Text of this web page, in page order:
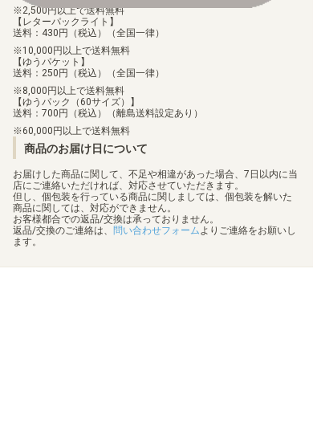
2,500円以上で送料無料
【レターパックライト】
送料：430円（税込）（全国一律）
10,000円以上で送料無料
【ゆうパケット】
送料：250円（税込）（全国一律）
8,000円以上で送料無料
【ゆうパック（60サイズ）】
送料：700円（税込）（離島送料設定あり）
60,000円以上で送料無料
商品のお届け日について
お届けした商品に関して、不足や相違があった場合、7日以内に当
店にご連絡いただければ、対応させていただきます。
但し、個包装を行っている商品に関しましては、個包装を解いた
商品に関しては、対応ができません。
お客様都合での返品/交換は承っておりません。
返品/交換のご連絡は、 問い合わせフォームよりご連絡をお願いし
ます。